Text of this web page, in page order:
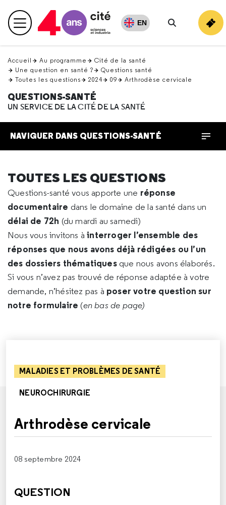
en
haut Menu principal EN
Rechercher
Accueil Au programme
Cité de la santé
Une question en santé ?
Questions santé
Toutes les questions
2024 09 Arthrodèse cervicale
QUESTIONS-SANTÉ
UN SERVICE DE LA CITÉ DE LA SANTÉ
NAVIGUER DANS QUESTIONS-SANTÉ
TOUTES LES QUESTIONS
Questions-santé vous apporte une réponse
documentaire dans le domaine de la santé dans un
délai de 72h (du mardi au samedi)
Nous vous invitons àinterroger l’ensemble des
réponses que nous avons déjà rédigées ou l’un
des dossiers thématiques que nous avons élaborés.
Si vous n’avez pas trouvé de réponse adaptée à votre
demande, n’hésitez pas à poser votre question sur
notre formulaire (en bas de page)
MALADIES ET PROBLÈMES DE SANTÉ
NEUROCHIRURGIE
Arthrodèse cervicale
08 septembre 2024
QUESTION